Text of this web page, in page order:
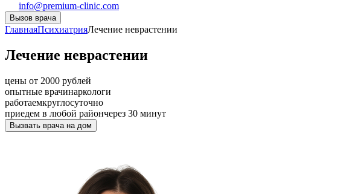
info@premium-clinic.com
Вызов врача
ГлавнаяПсихиатрияЛечение неврастении
Лечение неврастении
цены от 2000 рублей
опытные врачинаркологи
работаемкруглосуточно
приедем в любой райончерез 30 минут
Вызвать врача на дом